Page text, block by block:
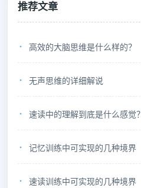
推荐文章
高效的大脑思维是什么样的？
无声思维的详细解说
速读中的理解到底是什么感觉？
记忆训练中可实现的几种境界
速读训练中可实现的几种境界